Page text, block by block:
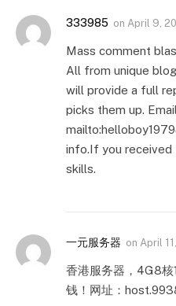
333985 on April 9,
Mass comment
All from unique
will provide a full
picks them up. Email
info.If you received
skills.
一元服务器 on April
香港服务器，4G8
钱！网址：